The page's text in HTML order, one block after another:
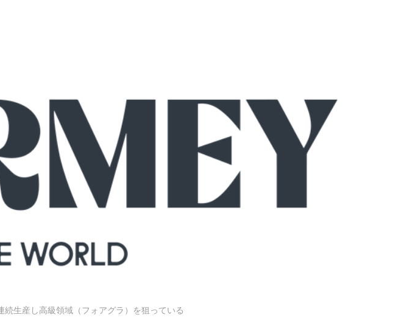
生産し高級領域（フォアグラ）を狙っている